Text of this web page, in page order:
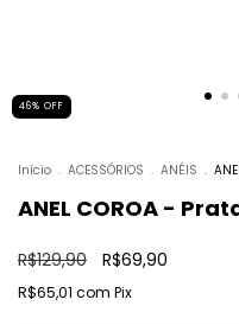
46% OFF
Início . ACESSÓRIOS . ANÉIS .
ANEL COROA -
R$129,90 R$69,90
R$65,01 com Pix